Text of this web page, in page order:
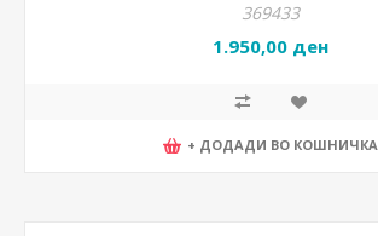
369433
1.950,00 ден
+ ДОДАДИ ВО КОШНИЧКА